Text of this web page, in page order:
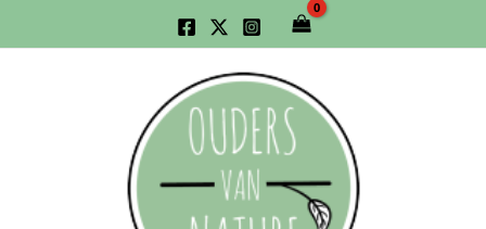
naar